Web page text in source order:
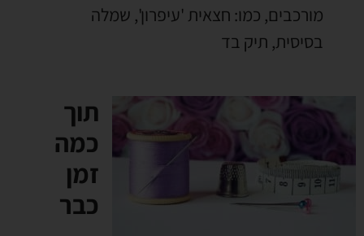
מורכבים, כמו: חצאית 'עיפרון', שמלה
בסיסית, תיק בד
תוך
כמה
זמן
כבר